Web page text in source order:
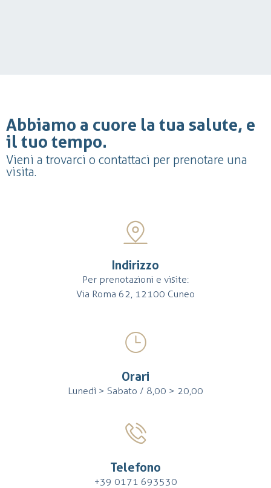
Abbiamo a cuore la tua salute, e
il tuo tempo.
Vieni a trovarci o contattaci per prenotare una
visita.
Indirizzo
Per prenotazioni e visite:
Via Roma 62, 12100 Cuneo
Orari
Lunedì > Sabato / 8,00 > 20,00
Telefono
+39 0171 693530